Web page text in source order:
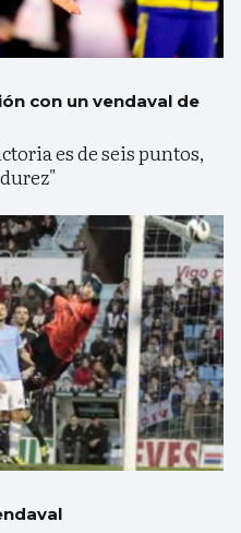
con un vendaval de
es de seis puntos,